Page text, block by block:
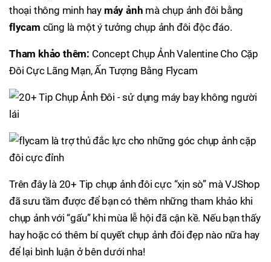
thoại thông minh hay máy ảnh mà chụp ảnh đôi bằng
flycam cũng là một ý tưởng chụp ảnh đôi độc đáo.
Tham khảo thêm: Concept Chụp Ảnh Valentine Cho Cặp
Đôi Cực Lãng Mạn, Ấn Tượng Bằng Flycam
Trên đây là 20+ Tip chụp ảnh đôi cực “xịn sò” mà VJShop
đã sưu tầm được để bạn có thêm những tham khảo khi
chụp ảnh với “gấu” khi mùa lễ hội đã cận kề. Nếu bạn thấy
hay hoặc có thêm bí quyết chụp ảnh đôi đẹp nào nữa hay
để lại bình luận ở bên dưới nha!